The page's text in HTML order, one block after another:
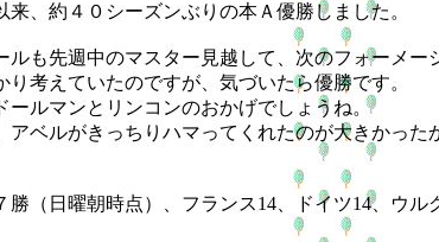
、約４０シーズンぶりの本Ａ優勝しました。
も先週中のマスター見越して、次のフォーメー
考えていたのですが、気づいたら優勝です。
ルマンとリンコンのおかげでしょうね。
ベルがきっちりハマってくれたのが大きかった
（日曜朝時点）、フランス14、ドイツ14、ウル